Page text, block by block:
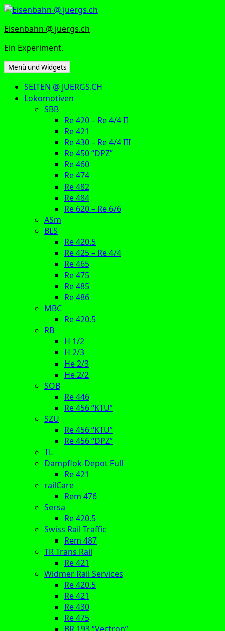
Zum
springen
Eisenbahn @ juergs.ch
Ein Experiment.
Menü und Widgets
SEITEN @ JUERGS.CH
Lokomotiven
SBB
Re 420 – Re 4/4 II
Re 421
Re 430 – Re 4/4 III
Re 450 “DPZ”
Re 460
Re 474
Re 482
Re 484
Re 620 – Re 6/6
ASm
BLS
Re 420.5
Re 425 – Re 4/4
Re 465
Re 475
Re 485
Re 486
MBC
Re 420.5
RB
H 1/2
H 2/3
He 2/3
He 2/2
SOB
Re 446
Re 456 “KTU”
SZU
Re 456 “KTU”
Re 456 “DPZ”
TL
Dampflok-Depot Full
Re 421
railCare
Rem 476
Sersa
Re 420.5
Swiss Rail Traffic
Rem 487
TR Trans Rail
Re 421
Widmer Rail Services
Re 420.5
Re 421
Re 430
Re 475